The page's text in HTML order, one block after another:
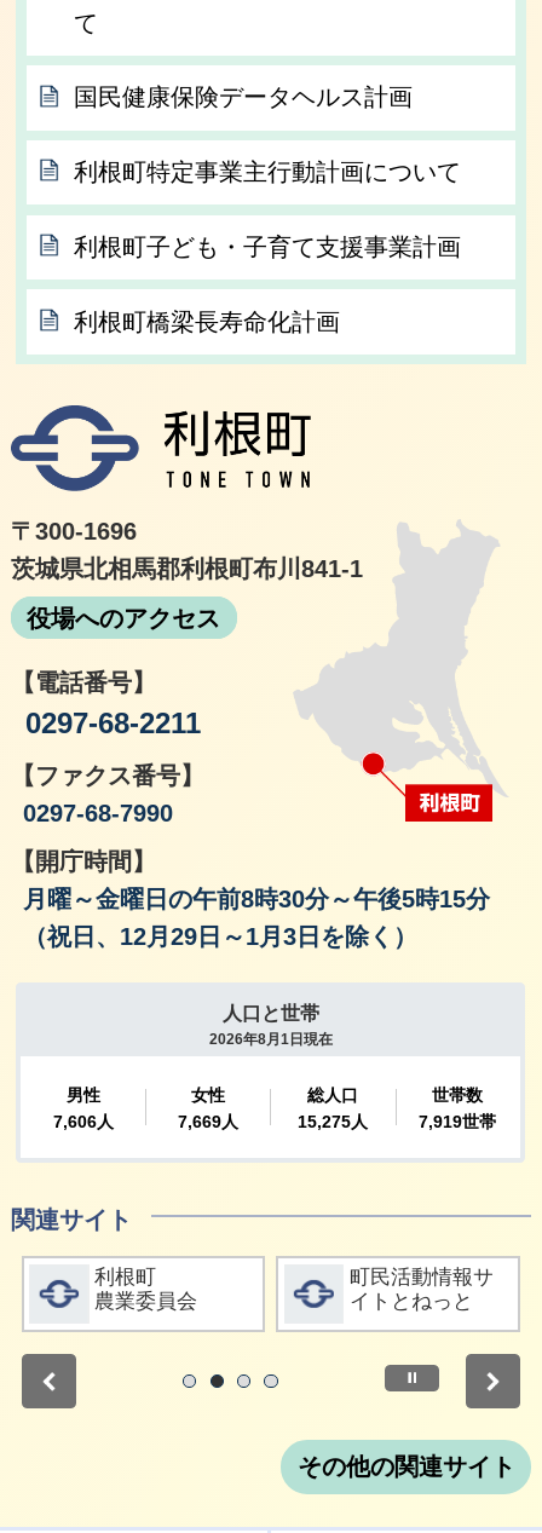
て
国民健康保険データヘルス計画
利根町特定事業主行動計画について
利根町子ども・子育て支援事業計画
利根町橋梁長寿命化計画
〒300-1696
茨城県北相馬郡利根町布川841-1
役場へのアクセス
【電話番号】
0297-68-2211
【ファクス番号】
0297-68-7990
【開庁時間】
月曜～金曜日の午前8時30分～午後5時15分
（祝日、12月29日～1月3日を除く）
関連サイト
詳細をみる
利根町
農業委員会
詳細をみる
町民活動情報サ
イトとねっと
停止
その他の関連サイト